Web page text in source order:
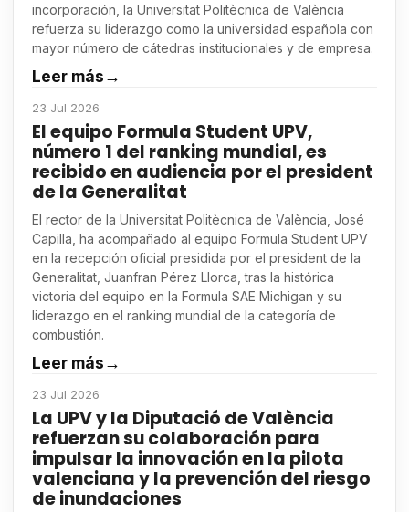
incorporación, la Universitat Politècnica de València
refuerza su liderazgo como la universidad española con
mayor número de cátedras institucionales y de empresa.
Leer más→
23 Jul 2026
El equipo Formula Student UPV,
número 1 del ranking mundial, es
recibido en audiencia por el president
de la Generalitat
El rector de la Universitat Politècnica de València, José
Capilla, ha acompañado al equipo Formula Student UPV
en la recepción oficial presidida por el president de la
Generalitat, Juanfran Pérez Llorca, tras la histórica
victoria del equipo en la Formula SAE Michigan y su
liderazgo en el ranking mundial de la categoría de
combustión.
Leer más→
23 Jul 2026
La UPV y la Diputació de València
refuerzan su colaboración para
impulsar la innovación en la pilota
valenciana y la prevención del riesgo
de inundaciones